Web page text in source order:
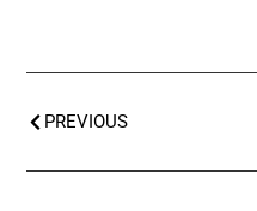
PREVIOUS